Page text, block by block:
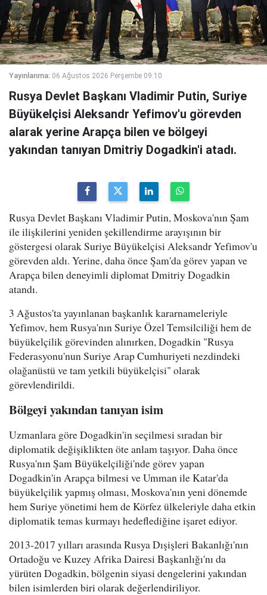
Yayınlanma: 06 Ağustos 2026 Perşembe 09:10
Rusya Devlet Başkanı Vladimir Putin, Suriye
Büyükelçisi Aleksandr Yefimov'u görevden
alarak yerine Arapça bilen ve bölgeyi
yakından tanıyan Dmitriy Dogadkin'i atadı.
Rusya Devlet Başkanı Vladimir Putin, Moskova'nın Şam
ile ilişkilerini yeniden şekillendirme arayışının bir
göstergesi olarak Suriye Büyükelçisi Aleksandr Yefimov'u
görevden aldı. Yerine, daha önce Şam'da görev yapan ve
Arapça bilen deneyimli diplomat Dmitriy Dogadkin
atandı.
3 Ağustos'ta yayınlanan başkanlık kararnameleriyle
Yefimov, hem Rusya'nın Suriye Özel Temsilciliği hem de
büyükelçilik görevinden alınırken, Dogadkin "Rusya
Federasyonu'nun Suriye Arap Cumhuriyeti nezdindeki
olağanüstü ve tam yetkili büyükelçisi" olarak
görevlendirildi.
Bölgeyi yakından tanıyan isim
Uzmanlara göre Dogadkin'in seçilmesi sıradan bir
diplomatik değişiklikten öte anlam taşıyor. Daha önce
Rusya'nın Şam Büyükelçiliği'nde görev yapan
Dogadkin'in Arapça bilmesi ve Umman ile Katar'da
büyükelçilik yapmış olması, Moskova'nın yeni dönemde
hem Suriye yönetimi hem de Körfez ülkeleriyle daha etkin
diplomatik temas kurmayı hedeflediğine işaret ediyor.
2013-2017 yılları arasında Rusya Dışişleri Bakanlığı'nın
Ortadoğu ve Kuzey Afrika Dairesi Başkanlığı'nı da
yürüten Dogadkin, bölgenin siyasi dengelerini yakından
bilen isimlerden biri olarak değerlendiriliyor.